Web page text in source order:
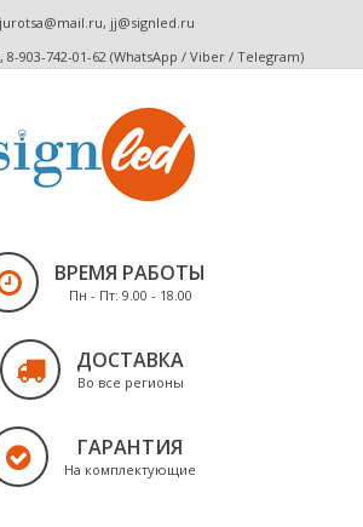
, jj@signled.ru
8-903-742-01-62 (WhatsApp / Viber / Telegram)
ВРЕМЯ РАБОТЫ
Пн - Пт: 9.00 - 18.00
ДОСТАВКА
Во все регионы
ГАРАНТИЯ
На комплектующие